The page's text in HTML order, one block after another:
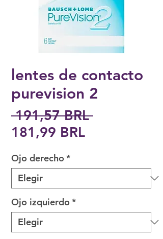
lentes de contacto
purevision 2
191,57 BRL Precio
181,99 BRLPrecio
oferta
Ojo derecho*
Ojo izquierdo*